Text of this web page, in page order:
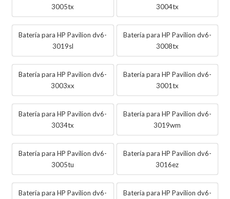
3005tx
3004tx
Batería para HP Pavilion dv6-
3019sl
Batería para HP Pavilion dv6-
3008tx
Batería para HP Pavilion dv6-
3003xx
Batería para HP Pavilion dv6-
3001tx
Batería para HP Pavilion dv6-
3034tx
Batería para HP Pavilion dv6-
3019wm
Batería para HP Pavilion dv6-
3005tu
Batería para HP Pavilion dv6-
3016ez
Batería para HP Pavilion dv6-
Batería para HP Pavilion dv6-